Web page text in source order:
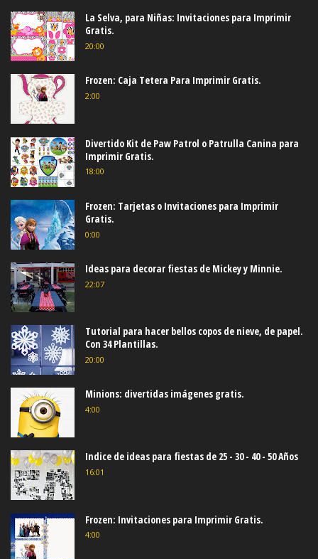
La Selva, para Niñas: Invitaciones para Imprimir
Gratis.
20:00
Frozen: Caja Tetera Para Imprimir Gratis.
2:00
Divertido Kit de Paw Patrol o Patrulla Canina para
Imprimir Gratis.
18:00
Frozen: Tarjetas o Invitaciones para Imprimir
Gratis.
0:00
Ideas para decorar fiestas de Mickey y Minnie.
22:07
Tutorial para hacer bellos copos de nieve, de papel.
Con 34 Plantillas.
20:00
Minions: divertidas imágenes gratis.
4:00
Indice de ideas para fiestas de 25 - 30 - 40 - 50 Años
16:01
Frozen: Invitaciones para Imprimir Gratis.
4:00